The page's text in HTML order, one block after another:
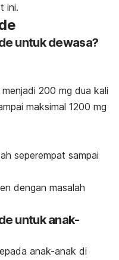
ini.
untuk dewasa?
200 mg dua kali
maksimal 1200 mg
seperempat sampai
dengan masalah
untuk anak-
anak-anak di